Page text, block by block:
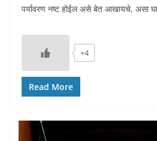
पर्यावरण नष्ट होईल असे बेत आखायचे, असा
+4
Read More